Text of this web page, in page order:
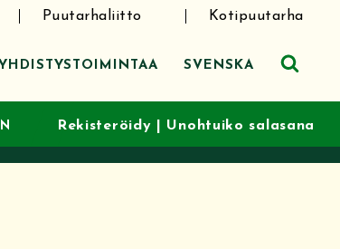
Puutarhaliitto Kotipuutarha
SVENSKA
Rekisteröidy Unohtuiko salasana